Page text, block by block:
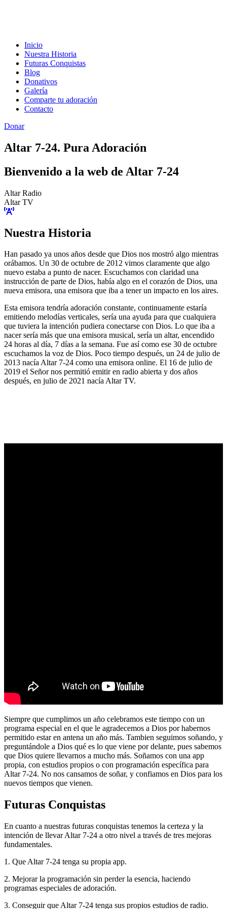
Inicio
Nuestra Historia
Futuras Conquistas
Blog
Donativos
Galería
Comparte tu adoración
Contacto
Donar
Altar 7-24. Pura Adoración
Bienvenido a la web de Altar 7-24
Altar Radio
Altar TV
Nuestra Historia
Han pasado ya unos años desde que Dios nos mostró algo mientras
orábamos. Un 30 de octubre de 2012 vimos claramente que algo
nuevo estaba a punto de nacer. Escuchamos con claridad una
instrucción de parte de Dios, había algo en el corazón de Dios, una
nueva emisora, una emisora que iba a tener un impacto en los aires.
Esta emisora tendría adoración constante, continuamente estaría
emitiendo melodías verticales, sería una ayuda para que cualquiera
que tuviera la intención pudiera conectarse con Dios. Lo que iba a
nacer sería más que una emisora musical, sería un altar, encendido
24 horas al día, 7 días a la semana. Fue así como ese 30 de octubre
escuchamos la voz de Dios. Poco tiempo después, un 24 de julio de
2013 nacía Altar 7-24 como una emisora online. El 16 de julio de
2019 el Señor nos permitió emitir en radio abierta y dos años
después, en julio de 2021 nacía Altar TV.
Siempre que cumplimos un año celebramos este tiempo con un
programa especial en el que le agradecemos a Dios por habernos
permitido estar en antena un año más. Tambien seguimos soñando, y
preguntándole a Dios qué es lo que viene por delante, pues sabemos
que Dios quiere llevarnos a mucho más. Soñamos con una app
propia, con estudios propios o con programación específica para
Altar 7-24. No nos cansamos de soñar, y confiamos en Dios para los
nuevos tiempos que vienen.
Futuras Conquistas
En cuanto a nuestras futuras conquistas tenemos la certeza y la
intención de llevar Altar 7-24 a otro nivel a través de tres mejoras
fundamentales.
1. Que Altar 7-24 tenga su propia app.
2. Mejorar la programación sin perder la esencia, haciendo
programas especiales de adoración.
3. Conseguir que Altar 7-24 tenga sus propios estudios de radio.